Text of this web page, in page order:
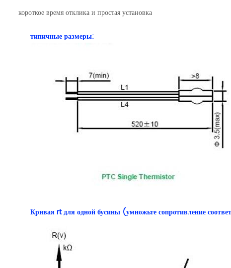
короткое время отклика и простая установка
типичные размеры:
Кривая rt для одной бусины (умножьте сопротивление